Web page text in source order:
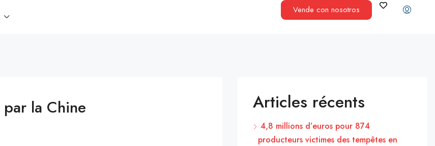
Vende con nosotros
la Chine Articles récents
4,8 millions d’euros pour 874
producteurs victimes des tempêtes en